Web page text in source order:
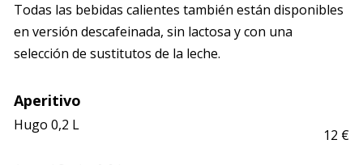
Todas las bebidas calientes también están disponibles
en versión descafeinada, sin lactosa y con una
selección de sustitutos de la leche.
Aperitivo
Hugo 0,2 L
12 €